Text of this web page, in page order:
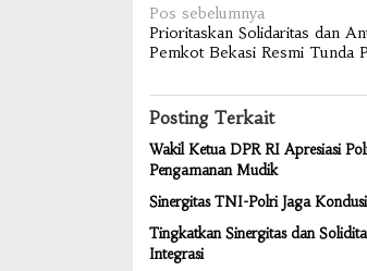
Navigasi
pos
Pos sebelumnya
Prioritaskan Solidaritas dan
Pemkot Bekasi Resmi Tunda
Posting Terkait
Wakil Ketua DPR RI Apresiasi
Pengamanan Mudik
Sinergitas TNI-Polri Jaga
Tingkatkan Sinergitas dan
Integrasi